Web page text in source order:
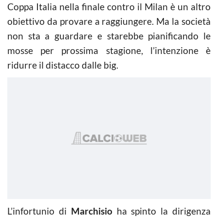
Coppa Italia nella finale contro il Milan è un altro
obiettivo da provare a raggiungere. Ma la società
non sta a guardare e starebbe pianificando le
mosse per prossima stagione, l’intenzione è
ridurre il distacco dalle big.
L’infortunio di Marchisio ha spinto la dirigenza